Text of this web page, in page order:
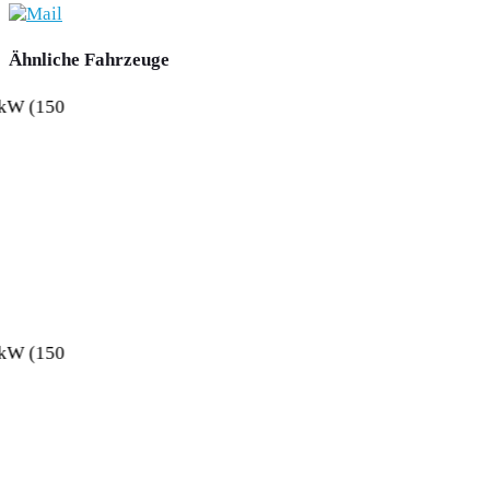
Ähnliche Fahrzeuge